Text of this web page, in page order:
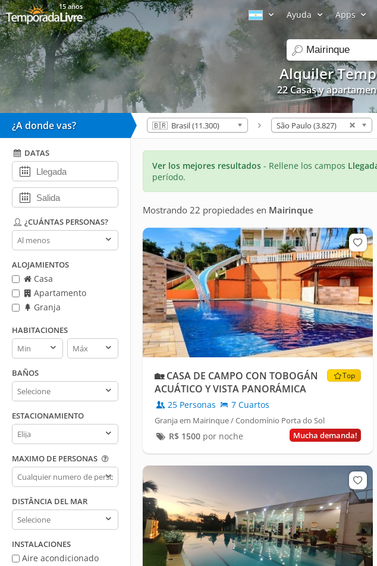
Alquiler
22 Casas y
search
15 años
Ayuda Apps
¿A donde vas? 🇧🇷 Brasil (11.300) São Paulo (3.827)
DATAS
¿CUÁNTAS PERSONAS?
¿Cuántas
personas?
ALOJAMIENTOS
Casa
Apartamento
Granja
HABITACIONES
Habitaciones
min
Habitaciones
max
BAÑOS
Baños
ESTACIONAMIENTO
Estacionamiento
MAXIMO DE PERSONAS
Maximo
de
personas
DISTÂNCIA DEL MAR
Distância
del
mar
INSTALACIONES
Aire acondicionado
Ver los mejores resultados - Rellene los campos
período.
Mostrando 22 propiedades en Mairinque
Top
🏡 CASA DE CAMPO CON TOBOGÁN
ACUÁTICO Y VISTA PANORÁMICA
CONDOMINIO PORTA DO SOL
25 Personas 7 Cuartos
Granja em Mairinque / Condomínio Porta do Sol
Mucha demanda!
R$ 1500por noche